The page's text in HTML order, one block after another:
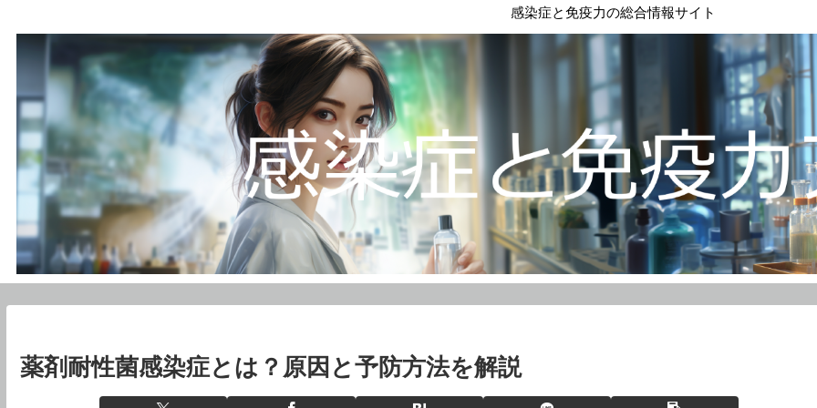
感染症と免疫力の総合情報サイト
薬剤耐性菌感染症とは？原因と予防方法を解説